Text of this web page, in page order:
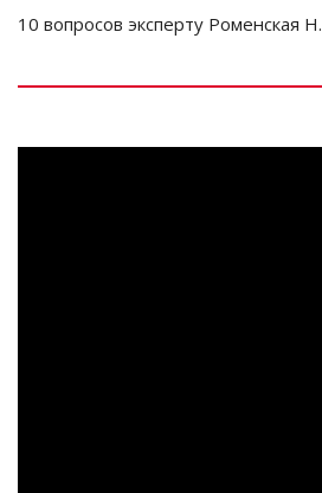
10 вопросов эксперту Роменская Н.